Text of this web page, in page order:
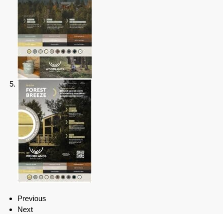
Previous
Next